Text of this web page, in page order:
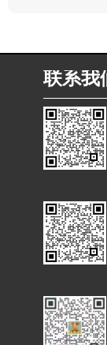
联系我